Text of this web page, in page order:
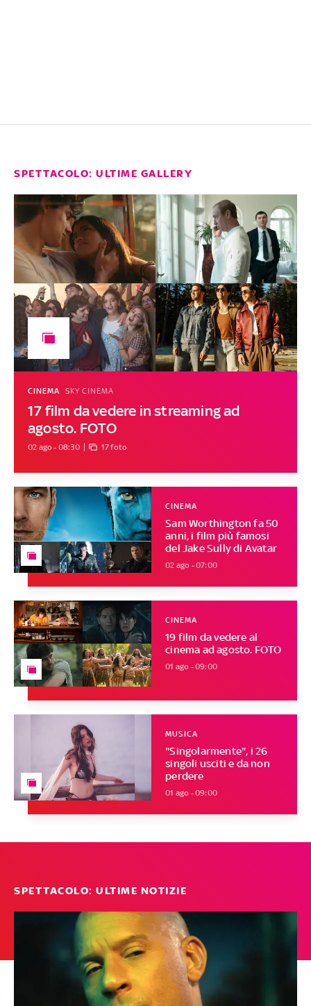
SPETTACOLO: ULTIME GALLERY
17 film da vedere in streaming ad
agosto. FOTO
CINEMA SKY CINEMA
02 ago - 08:30 17 foto
Sam Worthington fa 50
anni, i film più famosi
del Jake Sully di Avatar
CINEMA
02 ago - 07:00
19 film da vedere al
cinema ad agosto. FOTO
CINEMA
01 ago - 09:00
"Singolarmente", i 26
singoli usciti e da non
perdere
MUSICA
01 ago - 09:00
SPETTACOLO: ULTIME NOTIZIE